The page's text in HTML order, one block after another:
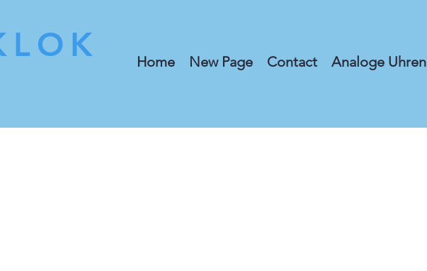
Home New Page Contact Analoge Uhren